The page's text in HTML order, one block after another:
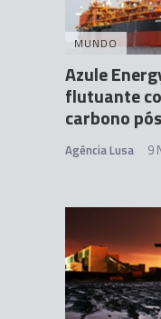
MUNDO
Azule
flutuante
carbono
Agência Lusa 9